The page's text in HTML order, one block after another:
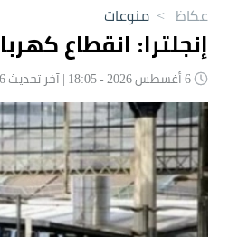
عكاظ > منوعات
إنجلترا: انقطاع